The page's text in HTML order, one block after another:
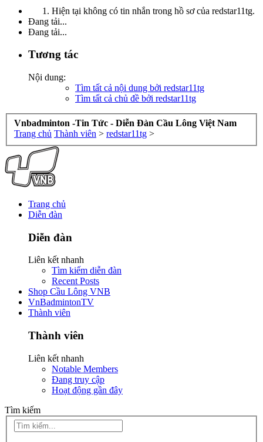
Hiện tại không có tin nhắn trong hồ sơ của redstar11tg.
Đang tải...
Đang tải...
Tương tác
Nội dung:
Tìm tất cả nội dung bởi redstar11tg
Tìm tất cả chủ đề bởi redstar11tg
Vnbadminton -Tin Tức - Diễn Đàn Cầu Lông Việt Nam
Trang chủ Thành viên > redstar11tg >
Trang chủ
Diễn đàn
Diễn đàn
Liên kết nhanh
Tìm kiếm diễn đàn
Recent Posts
Shop Cầu Lông VNB
VnBadmintonTV
Thành viên
Thành viên
Liên kết nhanh
Notable Members
Đang truy cập
Hoạt động gần đây
Tìm kiếm